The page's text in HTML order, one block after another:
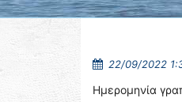
22/09/2022
Ημερομηνία